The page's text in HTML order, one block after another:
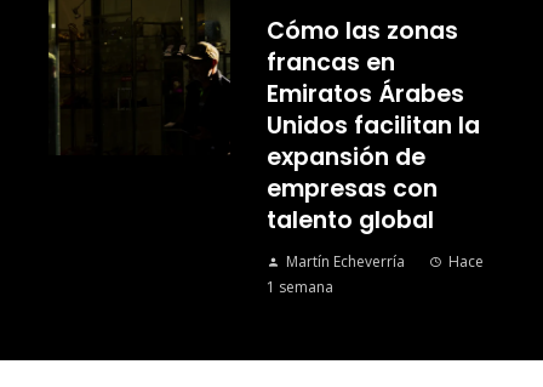
Cómo las zonas
francas en
Emiratos Árabes
Unidos facilitan la
expansión de
empresas con
talento global
Martín Echeverría
Hace
1 semana